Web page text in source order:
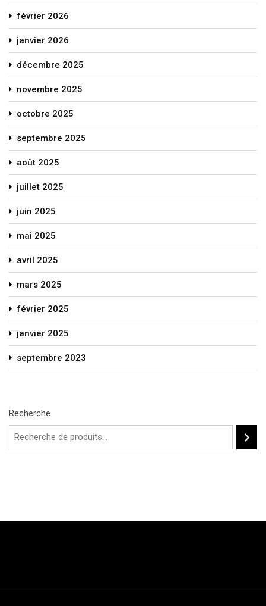
février 2026
janvier 2026
décembre 2025
novembre 2025
octobre 2025
septembre 2025
août 2025
juillet 2025
juin 2025
mai 2025
avril 2025
mars 2025
février 2025
janvier 2025
septembre 2023
Recherche